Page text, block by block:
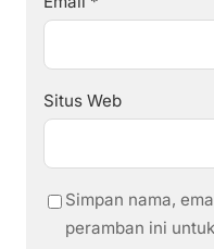
Situs Web
Simpan nama,
peramban ini